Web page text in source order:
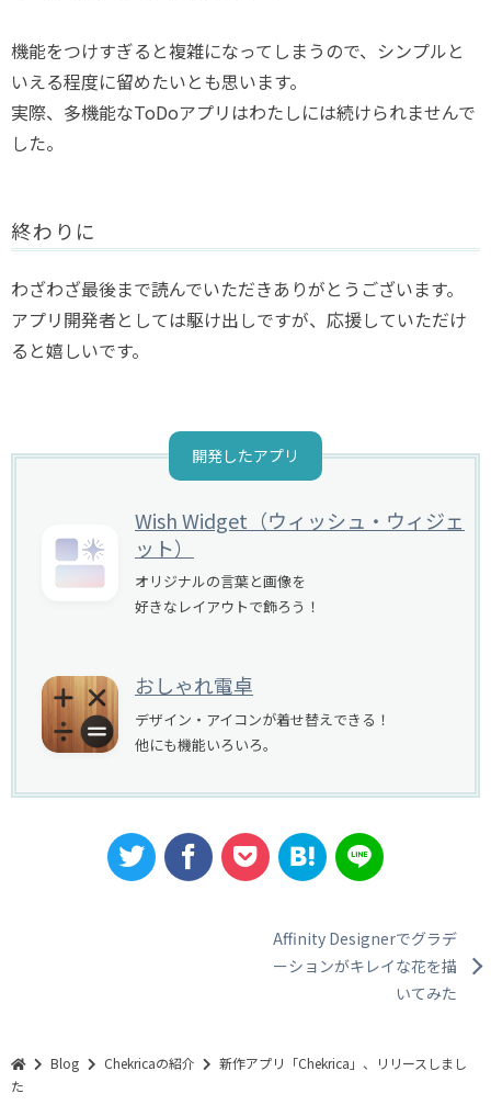
機能をつけすぎると複雑になってしまうので、シンプルと
いえる程度に留めたいとも思います。
実際、多機能なToDoアプリはわたしには続けられませんで
した。
終わりに
わざわざ最後まで読んでいただきありがとうございます。
アプリ開発者としては駆け出しですが、応援していただけ
ると嬉しいです。
Wish Widget（ウィッシュ・ウィジェ
ット）
オリジナルの言葉と画像を
好きなレイアウトで飾ろう！
おしゃれ電卓
デザイン・アイコンが着せ替えできる！
他にも機能いろいろ。
ビ
Affinity Designerでグラデ
ーションがキレイな花を描
いてみた
Blog Chekricaの紹介
新作アプリ「Chekrica」、リリースしまし
た